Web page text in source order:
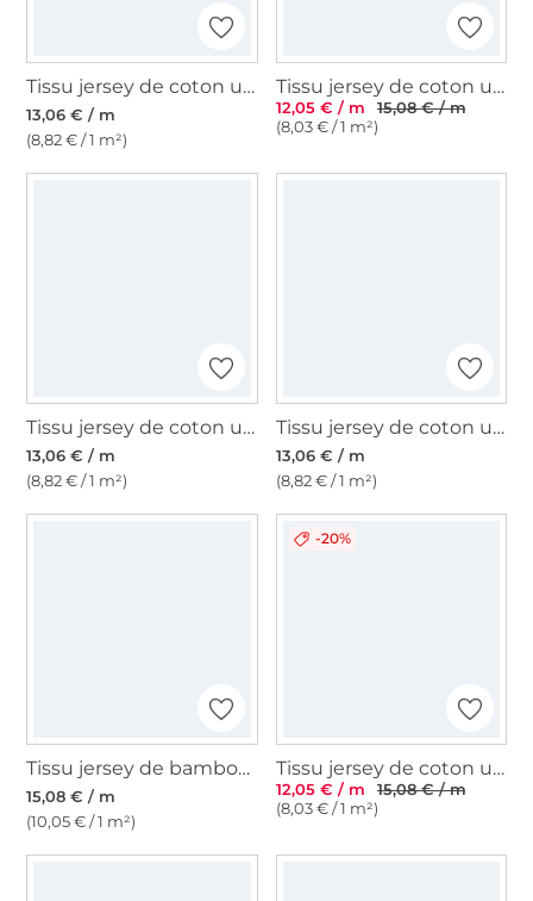
Tissu jersey de coton uni, rouge
13,06 € / m
(8,82 € / 1 m²)
Tissu jersey de coton uni Emma, bleu denim
12,05 € / m
15,08 € / m
(8,03 € / 1 m²)
Tissu jersey de coton uni, bleu pigeon
13,06 € / m
(8,82 € / 1 m²)
Tissu jersey de coton uni, framboise
13,06 € / m
(8,82 € / 1 m²)
Tissu jersey de bambou uni, bleu denim
15,08 € / m
(10,05 € / 1 m²)
-20%
Tissu jersey de coton uni Emma, rose poudré clair
12,05 € / m
15,08 € / m
(8,03 € / 1 m²)